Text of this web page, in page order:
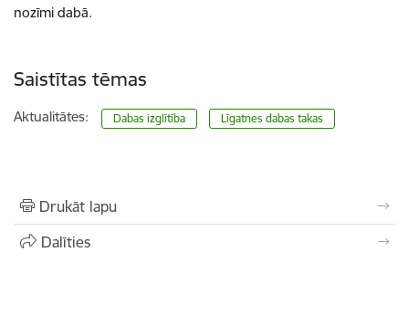
nozīmi dabā.
Saistītas tēmas
Aktualitātes: Dabas izglītība Līgatnes dabas takas
Drukāt lapu
Dalīties